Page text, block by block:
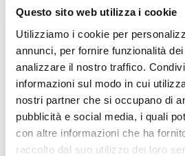
Questo sito web utilizza i cookie
Utilizziamo i cookie per
annunci, per fornire funzionalità
analizzare il nostro traffico.
informazioni sul modo in cui
nostri partner che si occupano di
pubblicità e social media, i quali
con altre informazioni che ha
raccolto dal suo utilizzo dei loro
studio della lessicografia nei suoi
Il progetto si propone inoltre di
un uso consapevole ed educativo
passato e del presente, attraverso
materiali e percorsi didattici e
particolare al pubblico della scuola
Al convegno conclusivo, che si
Lettere e Filosofia dell’Università di